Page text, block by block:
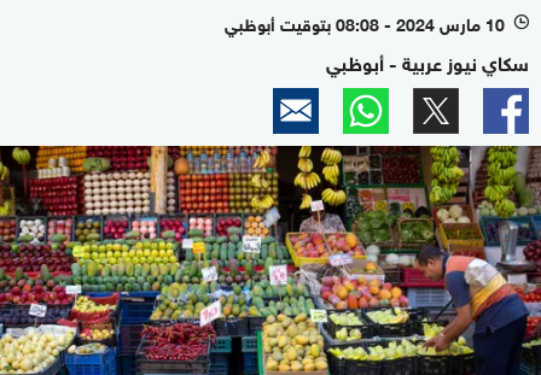
l 10 مارس 2024 - 08:08 بتوقيت أبوظبي
سكاي نيوز عربية - أبوظبي